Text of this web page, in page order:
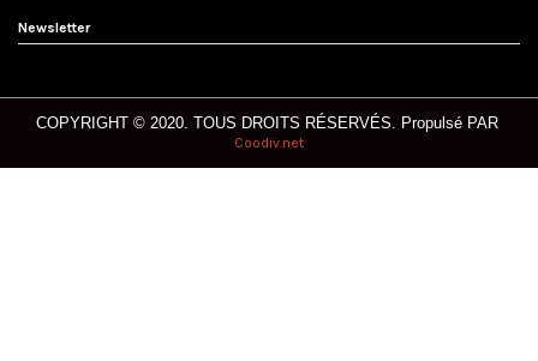
Newsletter
COPYRIGHT © 2020. TOUS DROITS RÉSERVÉS. Propulsé PAR
Coodiv.net